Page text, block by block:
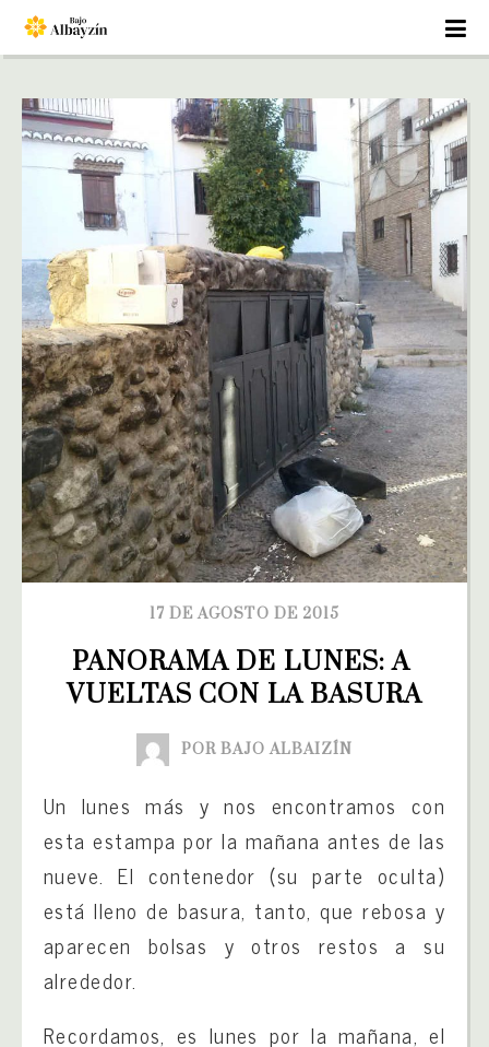
17 DE AGOSTO DE 2015
PANORAMA DE LUNES: A
VUELTAS CON LA BASURA
POR BAJO ALBAIZÍN
Un lunes más y nos encontramos con
esta estampa por la mañana antes de las
nueve. El contenedor (su parte oculta)
está lleno de basura, tanto, que rebosa y
aparecen bolsas y otros restos a su
alrededor.
Recordamos, es lunes por la mañana, el